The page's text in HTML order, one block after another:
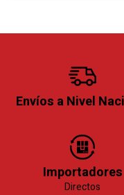
Envíos a Nivel
Importadores
Directos